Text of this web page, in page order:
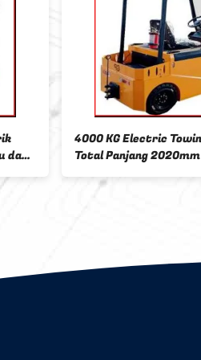
Duduk Traktor Listrik Traktor
Listrik 3000 KG AC Drive Brushless